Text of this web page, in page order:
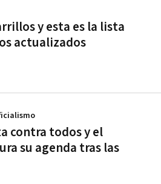
y esta es la lista
actualizados
contra todos y el
su agenda tras las